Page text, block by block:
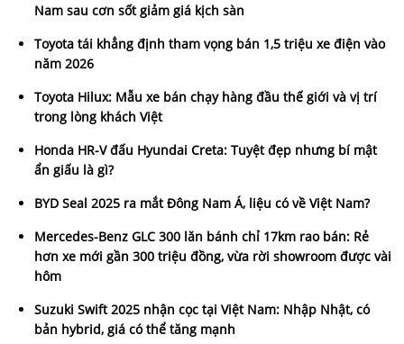
Nam sau cơn sốt giảm giá kịch sàn
Toyota tái khẳng định tham vọng bán 1,5 triệu xe điện vào
năm 2026
Toyota Hilux: Mẫu xe bán chạy hàng đầu thế giới và vị trí
trong lòng khách Việt
Honda HR-V đấu Hyundai Creta: Tuyệt đẹp nhưng bí mật
ẩn giấu là gì?
BYD Seal 2025 ra mắt Đông Nam Á, liệu có về Việt Nam?
Mercedes-Benz GLC 300 lăn bánh chỉ 17km rao bán: Rẻ
hơn xe mới gần 300 triệu đồng, vừa rời showroom được vài
hôm
Suzuki Swift 2025 nhận cọc tại Việt Nam: Nhập Nhật, có
bản hybrid, giá có thể tăng mạnh